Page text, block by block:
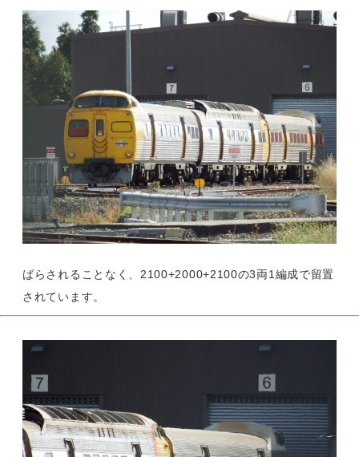
ばらされることなく、2100+2000+2100の3両1編成で留置
されています。